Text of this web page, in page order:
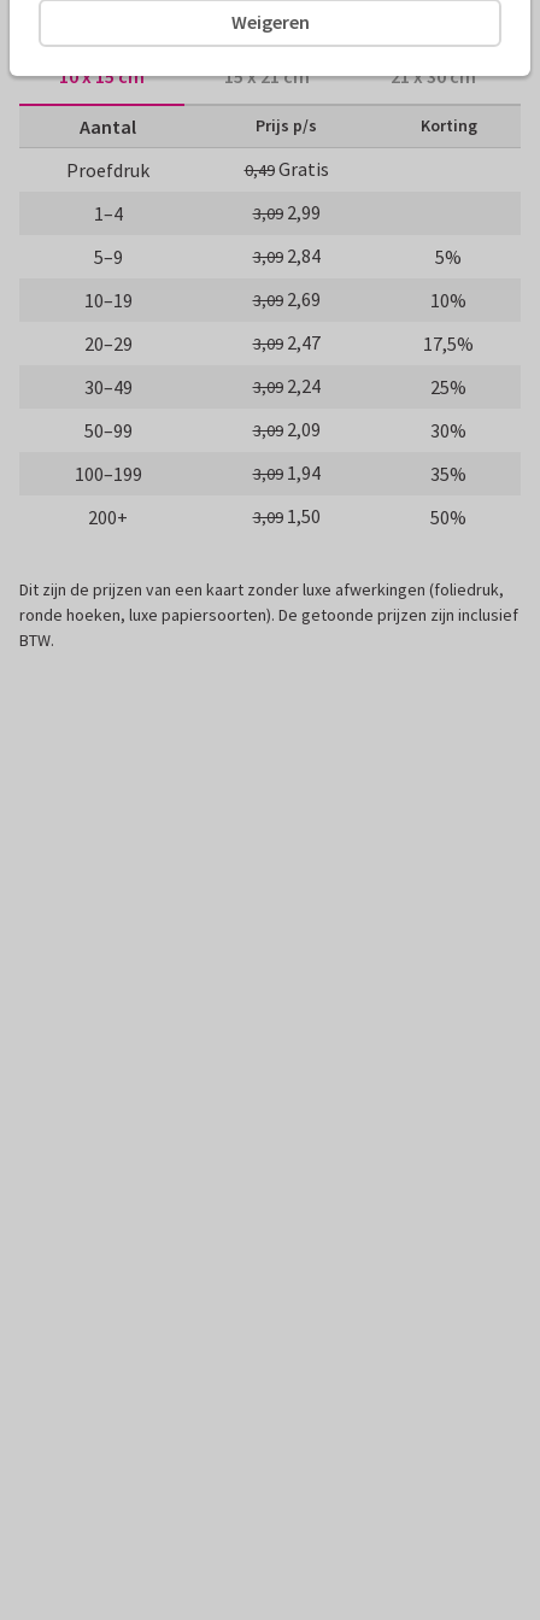
Formaten en tarieven
10 x 15 cm 15 x 21 cm 21 x 30 cm
Aantal Prijs p/s Korting
Proefdruk 0,49Gratis
1–4
3,09 2,99
5–9
3,09 2,84
5%
10–19
3,09 2,69
10%
20–29
3,09 2,47
17,5%
30–49
3,09 2,24
25%
50–99
3,09 2,09
30%
100–199
3,09 1,94
35%
200+
3,09 1,50 50%
Dit zijn de prijzen van een kaart zonder luxe afwerkingen (foliedruk,
ronde hoeken, luxe papiersoorten). De getoonde prijzen zijn inclusief
BTW.
Weigeren